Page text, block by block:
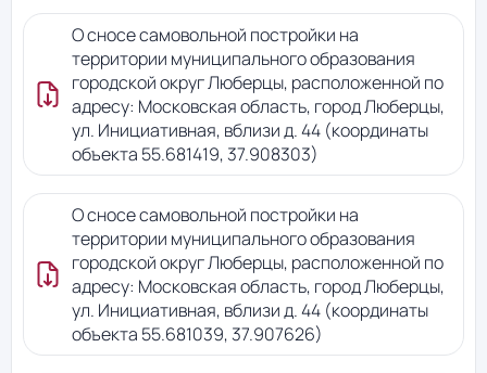
О сносе самовольной постройки на
территории муниципального образования
городской округ Люберцы, расположенной по
адресу: Московская область, город Люберцы,
ул. Инициативная, вблизи д. 44 (координаты
объекта 55.681419, 37.908303)
О сносе самовольной постройки на
территории муниципального образования
городской округ Люберцы, расположенной по
адресу: Московская область, город Люберцы,
ул. Инициативная, вблизи д. 44 (координаты
объекта 55.681039, 37.907626)